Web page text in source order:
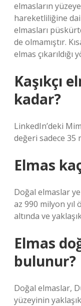
elmasların
hareketliliğine
elmasları
de olmamıştır.
elmas
Kaşıkçı
kadar?
LinkedIn’deki
değeri sadece 35
Elmas
Doğal elmaslar
az 990 milyon yıl
altında ve
Elmas
bulunur?
Doğal elmaslar,
yüzeyinin